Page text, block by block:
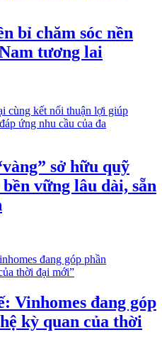
bỉ chăm sóc nền
tương lai
sở hữu quỹ
vững lâu dài, sẵn
Vinhomes đang góp
kỳ quan của thời